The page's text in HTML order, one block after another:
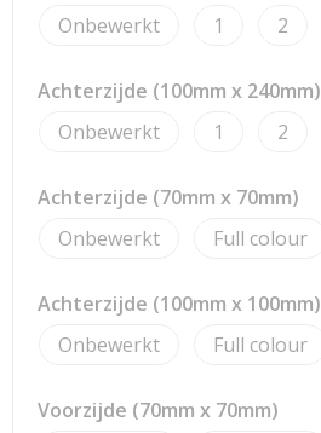
Waterbestendige tassen
Duffeltassen
Autotassen
Goodiebags
Aktetassen
Onbewerkt
1 2
Achterzijde (100mm x 240mm)
Onbewerkt
1 2
Achterzijde (70mm x 70mm)
Onbewerkt
Full colour
Achterzijde (100mm x 100mm)
Onbewerkt
Full colour
Voorzijde (70mm x 70mm)